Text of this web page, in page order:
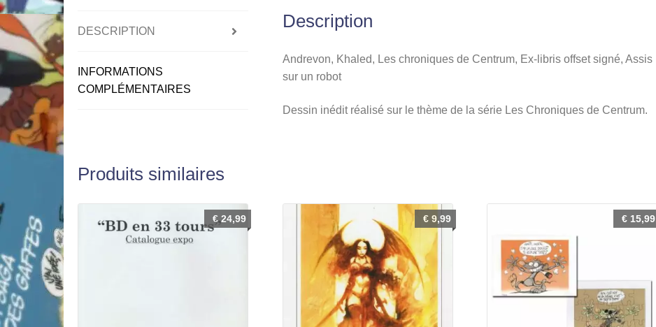
signé,
sur
DESCRIPTION
INFORMATIONS
COMPLÉMENTAIRES
Description
Andrevon, Khaled, Les chroniques de Centrum, Ex-libris offset signé, Assis
sur un robot
Dessin inédit réalisé sur le thème de la série Les Chroniques de Centrum.
Produits similaires
€24,99 €9,99 € 15,99